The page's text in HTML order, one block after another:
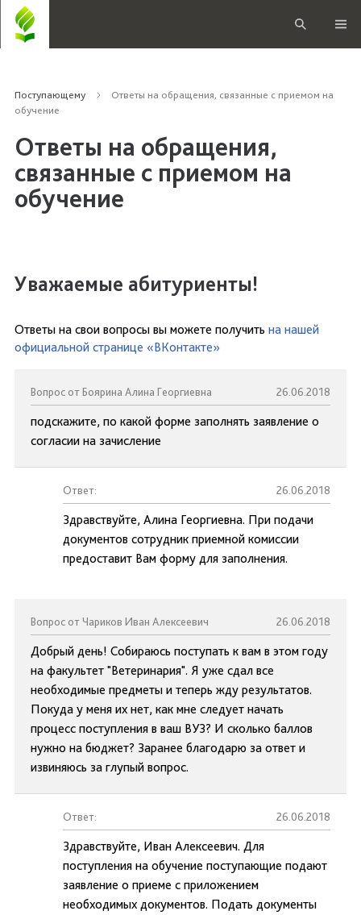
Поступающему
Ответы на обращения, связанные с приемом на
обучение
Ответы на обращения,
связанные с приемом на
обучение
Уважаемые абитуриенты!
Ответы на свои вопросы вы можете получить на нашей
официальной странице «ВКонтакте»
Вопрос от Боярина Алина Георгиевна 26.06.2018
подскажите, по какой форме заполнять заявление о
согласии на зачисление
Ответ: 26.06.2018
Здравствуйте, Алина Георгиевна. При подачи
документов сотрудник приемной комиссии
предоставит Вам форму для заполнения.
Вопрос от Чариков Иван Алексеевич 26.06.2018
Добрый день! Собираюсь поступать к вам в этом году
на факультет "Ветеринария". Я уже сдал все
необходимые предметы и теперь жду результатов.
Покуда у меня их нет, как мне следует начать
процесс поступления в ваш ВУЗ? И сколько баллов
нужно на бюджет? Заранее благодарю за ответ и
извиняюсь за глупый вопрос.
Ответ: 26.06.2018
Здравствуйте, Иван Алексеевич. Для
поступления на обучение поступающие подают
заявление о приеме с приложением
необходимых документов. Подать документы